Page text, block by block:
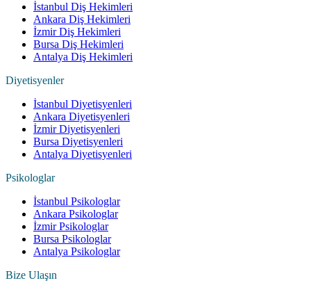
İstanbul Diş Hekimleri
Ankara Diş Hekimleri
İzmir Diş Hekimleri
Bursa Diş Hekimleri
Antalya Diş Hekimleri
Diyetisyenler
İstanbul Diyetisyenleri
Ankara Diyetisyenleri
İzmir Diyetisyenleri
Bursa Diyetisyenleri
Antalya Diyetisyenleri
Psikologlar
İstanbul Psikologlar
Ankara Psikologlar
İzmir Psikologlar
Bursa Psikologlar
Antalya Psikologlar
Bize Ulaşın